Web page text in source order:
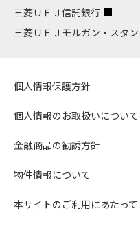
三菱ＵＦＪ信託銀行
三菱ＵＦＪモルガン・スタ
個人情報保護方針
個人情報のお取扱いについて
金融商品の勧誘方針
物件情報について
本サイトのご利用にあたって